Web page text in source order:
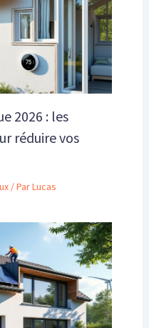
2026 : les
réduire vos
/ ParLucas